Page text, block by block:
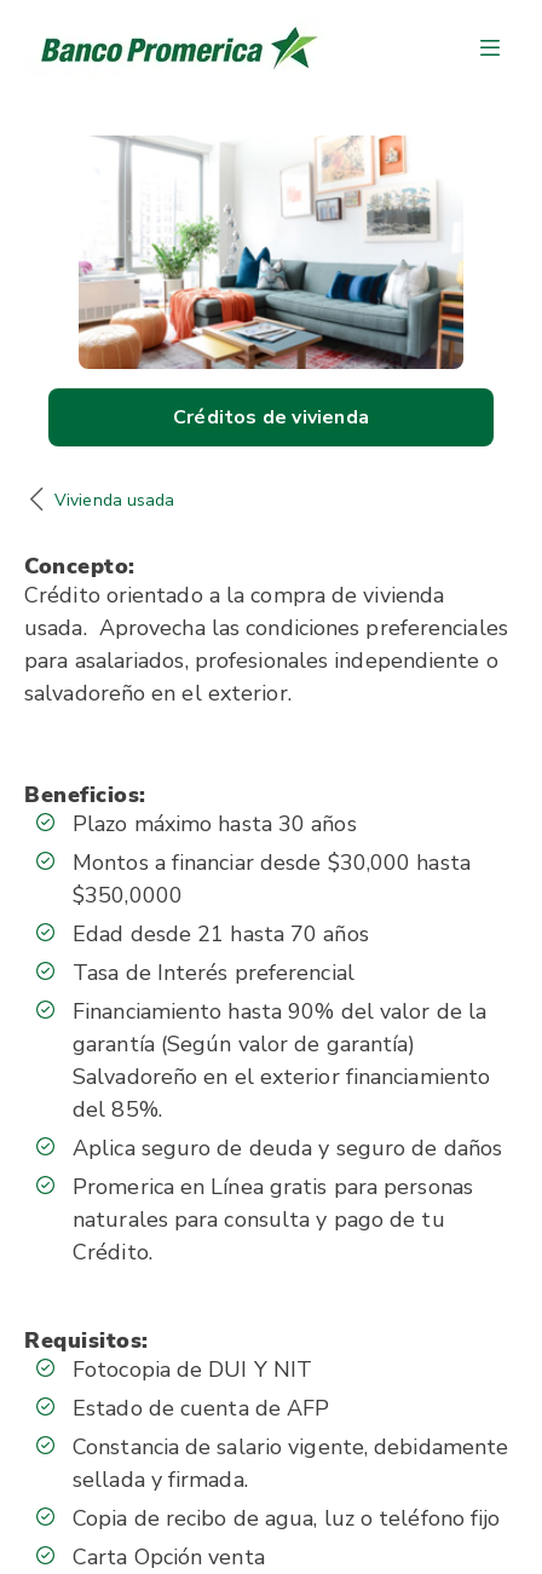
Concepto:
Crédito orientado a la compra de vivienda
usada. Aprovecha las condiciones preferenciales
para asalariados, profesionales independiente o
salvadoreño en el exterior.
Beneficios:
Plazo máximo hasta 30 años
Montos a financiar desde $30,000 hasta
$350,0000
Edad desde 21 hasta 70 años
Tasa de Interés preferencial
Financiamiento hasta 90% del valor de la
garantía (Según valor de garantía)
Salvadoreño en el exterior financiamiento
del 85%.
Aplica seguro de deuda y seguro de daños
Promerica en Línea gratis para personas
naturales para consulta y pago de tu
Crédito.
Requisitos:
Fotocopia de DUI Y NIT
Estado de cuenta de AFP
Constancia de salario vigente, debidamente
sellada y firmada.
Copia de recibo de agua, luz o teléfono fijo
Carta Opción venta
Créditos de vivienda
Vivienda usada